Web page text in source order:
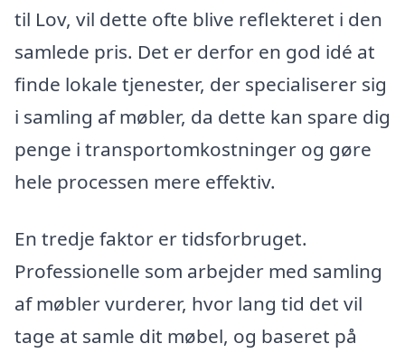
til Lov, vil dette ofte blive reflekteret i den
samlede pris. Det er derfor en god idé at
finde lokale tjenester, der specialiserer sig
i samling af møbler, da dette kan spare dig
penge i transportomkostninger og gøre
hele processen mere effektiv.
En tredje faktor er tidsforbruget.
Professionelle som arbejder med samling
af møbler vurderer, hvor lang tid det vil
tage at samle dit møbel, og baseret på